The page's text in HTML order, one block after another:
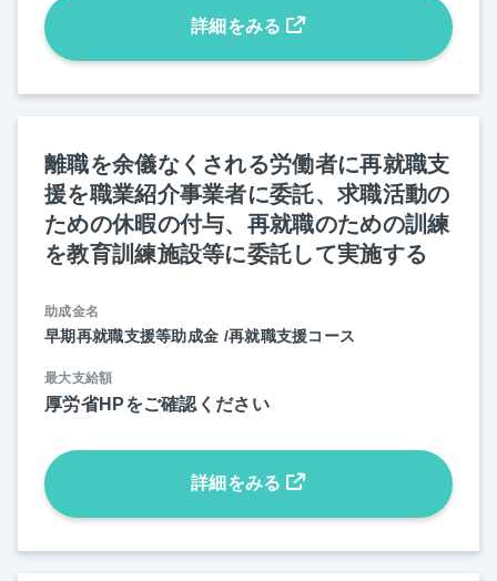
詳細をみる
離職を余儀なくされる労働者に再就職支
援を職業紹介事業者に委託、求職活動の
ための休暇の付与、再就職のための訓練
を教育訓練施設等に委託して実施する
助成金名
早期再就職支援等助成金 /再就職支援コース
最大支給額
厚労省HPをご確認ください
詳細をみる